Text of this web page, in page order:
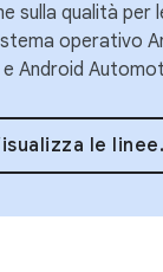
sulla qualità per
operativo
Android
le linee guida